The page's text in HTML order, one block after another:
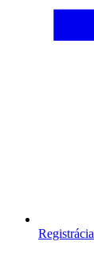
Registrácia